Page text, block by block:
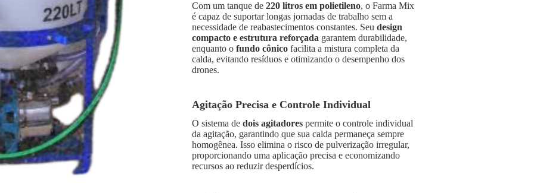
Com um tanque de 220 litros em polietileno, o Farma Mix
é capaz de suportar longas jornadas de trabalho sem a
necessidade de reabastecimentos constantes. Seu design
compacto e estrutura reforçada garantem durabilidade,
enquanto o fundo cônicofacilita a mistura completa da
calda, evitando resíduos e otimizando o desempenho dos
drones.
Agitação Precisa e Controle Individual
O sistema de dois agitadorespermite o controle individual
da agitação, garantindo que sua calda permaneça sempre
homogênea. Isso elimina o risco de pulverização irregular,
proporcionando uma aplicação precisa e economizando
recursos ao reduzir desperdícios.